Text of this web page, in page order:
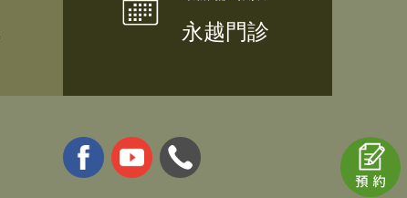
永越門診